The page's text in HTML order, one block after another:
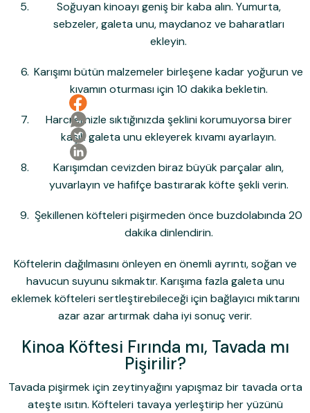
Soğuyan kinoayı geniş bir kaba alın. Yumurta,
sebzeler, galeta unu, maydanoz ve baharatları
ekleyin.
Karışımı bütün malzemeler birleşene kadar yoğurun ve
kıvamın oturması için 10 dakika bekletin.
Harcı elinizle sıktığınızda şeklini korumuyorsa birer
kaşık galeta unu ekleyerek kıvamı ayarlayın.
Karışımdan cevizden biraz büyük parçalar alın,
yuvarlayın ve hafifçe bastırarak köfte şekli verin.
Şekillenen köfteleri pişirmeden önce buzdolabında 20
dakika dinlendirin.
Köftelerin dağılmasını önleyen en önemli ayrıntı, soğan ve
havucun suyunu sıkmaktır. Karışıma fazla galeta unu
eklemek köfteleri sertleştirebileceği için bağlayıcı miktarını
azar azar artırmak daha iyi sonuç verir.
Kinoa Köftesi Fırında mı, Tavada mı
Pişirilir?
Tavada pişirmek için zeytinyağını yapışmaz bir tavada orta
ateşte ısıtın. Köfteleri tavaya yerleştirip her yüzünü